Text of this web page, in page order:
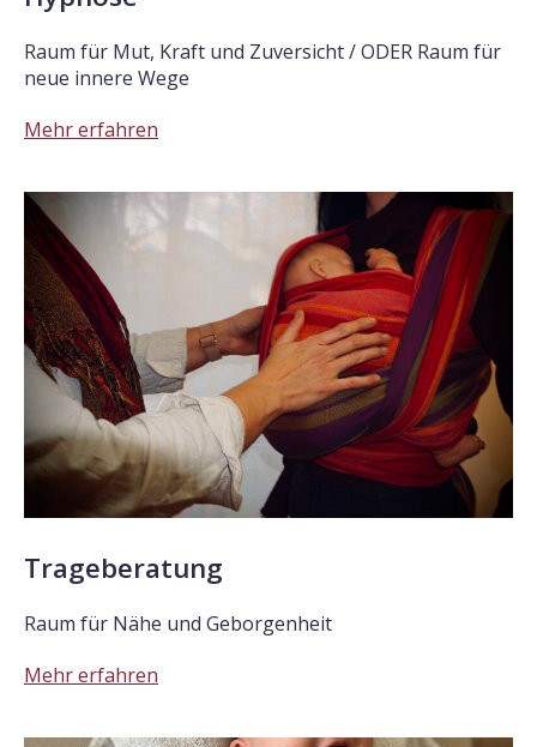
Raum für Mut, Kraft und Zuversicht / ODER Raum für
neue innere Wege
Mehr erfahren
Trageberatung
Raum für Nähe und Geborgenheit
Mehr erfahren